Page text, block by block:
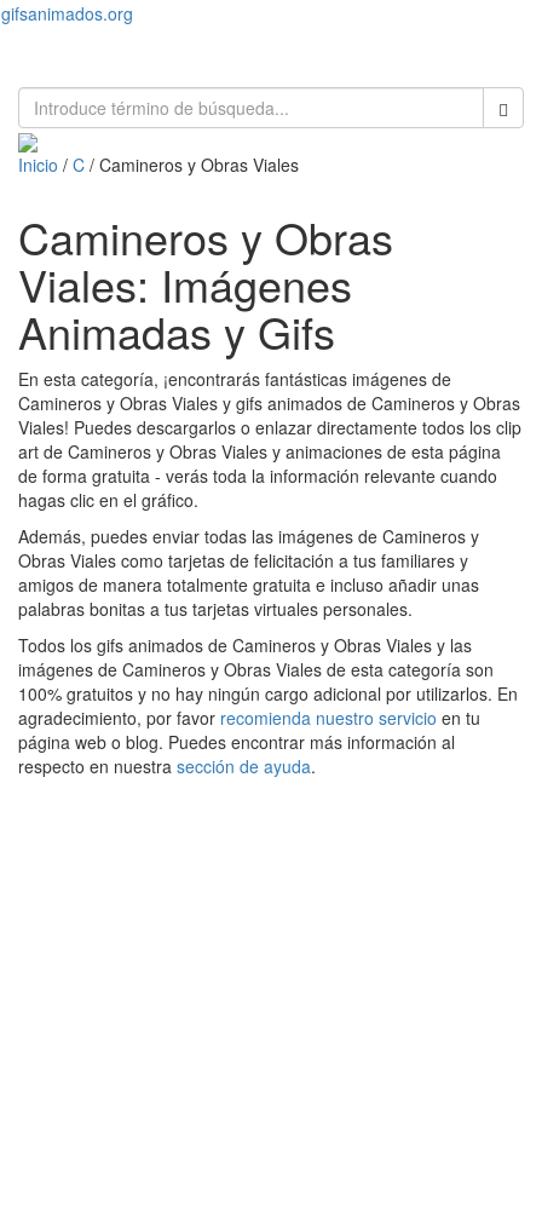
gifsanimados.org
Inicio / C / Camineros y Obras Viales
Camineros y Obras
Viales: Imágenes
Animadas y Gifs
En esta categoría, ¡encontrarás fantásticas imágenes de
Camineros y Obras Viales y gifs animados de Camineros y Obras
Viales! Puedes descargarlos o enlazar directamente todos los clip
art de Camineros y Obras Viales y animaciones de esta página
de forma gratuita - verás toda la información relevante cuando
hagas clic en el gráfico.
Además, puedes enviar todas las imágenes de Camineros y
Obras Viales como tarjetas de felicitación a tus familiares y
amigos de manera totalmente gratuita e incluso añadir unas
palabras bonitas a tus tarjetas virtuales personales.
Todos los gifs animados de Camineros y Obras Viales y las
imágenes de Camineros y Obras Viales de esta categoría son
100% gratuitos y no hay ningún cargo adicional por utilizarlos. En
agradecimiento, por favor recomienda nuestro servicio en tu
página web o blog. Puedes encontrar más información al
respecto en nuestra sección de ayuda.